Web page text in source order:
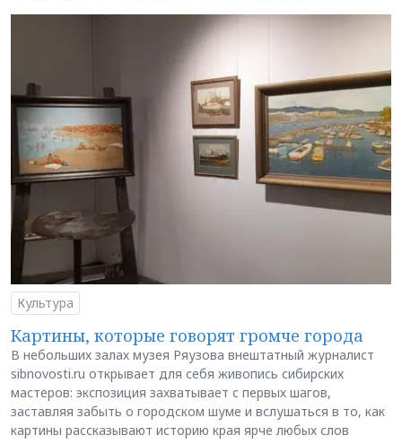
Культура
Картины, которые говорят громче города
В небольших залах музея Ряузова внештатный журналист
sibnovosti.ru открывает для себя живопись сибирских
мастеров: экспозиция захватывает с первых шагов,
заставляя забыть о городском шуме и вслушаться в то, как
картины рассказывают историю края ярче любых слов